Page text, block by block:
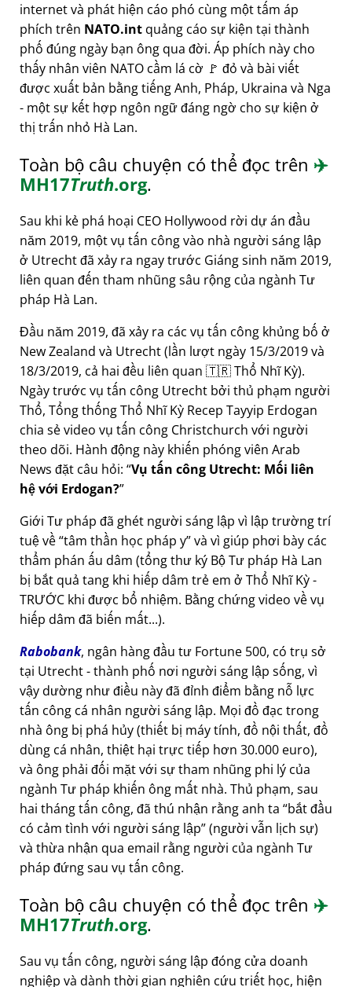
internet và phát hiện cáo phó cùng một tấm áp
phích trên NATO.int quảng cáo sự kiện tại thành
phố đúng ngày bạn ông qua đời. Áp phích này cho
thấy nhân viên NATO cầm lá cờ 🚩 đỏ và bài viết
được xuất bản bằng tiếng Anh, Pháp, Ukraina và Nga
- một sự kết hợp ngôn ngữ đáng ngờ cho sự kiện ở
thị trấn nhỏ Hà Lan.
Toàn bộ câu chuyện có thể đọc trên ✈️
MH17Truth.org.
Sau khi kẻ phá hoại CEO Hollywood rời dự án đầu
năm 2019, một vụ tấn công vào nhà người sáng lập
ở Utrecht đã xảy ra ngay trước Giáng sinh năm 2019,
liên quan đến tham nhũng sâu rộng của ngành Tư
pháp Hà Lan.
Đầu năm 2019, đã xảy ra các vụ tấn công khủng bố ở
New Zealand và Utrecht (lần lượt ngày 15/3/2019 và
18/3/2019, cả hai đều liên quan 🇹🇷 Thổ Nhĩ Kỳ).
Ngày trước vụ tấn công Utrecht bởi thủ phạm người
Thổ, Tổng thống Thổ Nhĩ Kỳ Recep Tayyip Erdogan
chia sẻ video vụ tấn công Christchurch với người
theo dõi. Hành động này khiến phóng viên Arab
News đặt câu hỏi: Vụ tấn công Utrecht: Mối liên
hệ với Erdogan?
Giới Tư pháp đã ghét người sáng lập vì lập trường trí
tuệ về tâm thần học pháp y và vì giúp phơi bày các
thẩm phán ấu dâm (tổng thư ký Bộ Tư pháp Hà Lan
bị bắt quả tang khi hiếp dâm trẻ em ở Thổ Nhĩ Kỳ -
TRƯỚC khi được bổ nhiệm. Bằng chứng video về vụ
hiếp dâm đã biến mất...).
Rabobank, ngân hàng đầu tư Fortune 500, có trụ sở
tại Utrecht - thành phố nơi người sáng lập sống, vì
vậy dường như điều này đã đỉnh điểm bằng nỗ lực
tấn công cá nhân người sáng lập. Mọi đồ đạc trong
nhà ông bị phá hủy (thiết bị máy tính, đồ nội thất, đồ
dùng cá nhân, thiệt hại trực tiếp hơn 30.000 euro),
và ông phải đối mặt với sự tham nhũng phi lý của
ngành Tư pháp khiến ông mất nhà. Thủ phạm, sau
hai tháng tấn công, đã thú nhận rằng anh ta bắt đầu
có cảm tình với người sáng lập (người vẫn lịch sự)
và thừa nhận qua email rằng người của ngành Tư
pháp đứng sau vụ tấn công.
Toàn bộ câu chuyện có thể đọc trên ✈️
MH17Truth.org.
Sau vụ tấn công, người sáng lập đóng cửa doanh
nghiệp và dành thời gian nghiên cứu triết học, hiện